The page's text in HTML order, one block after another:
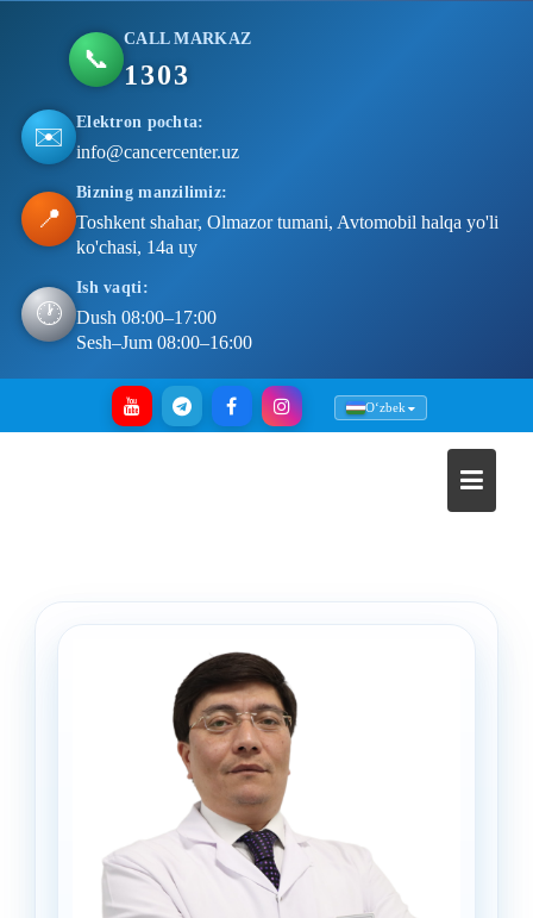
📞
CALL MARKAZ
1303
✉️ Elektron pochta:
info@cancercenter.uz
📍
Bizning manzilimiz:
Toshkent shahar, Olmazor tumani, Avtomobil halqa yo'li
ko'chasi, 14a uy
🕐
Ish vaqti:
Dush 08:00–17:00
Sesh–Jum 08:00–16:00
Oʻzbek